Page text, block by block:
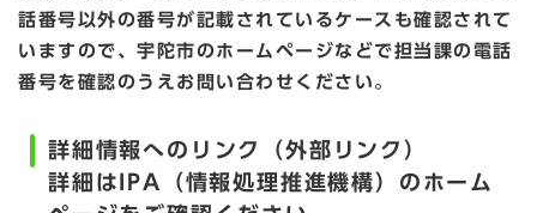
話番号以外の番号が記載されているケースも確認されて
いますので、宇陀市のホームページなどで担当課の電話
番号を確認のうえお問い合わせください。
詳細情報へのリンク（外部リンク）
詳細はIPA（情報処理推進機構）のホーム